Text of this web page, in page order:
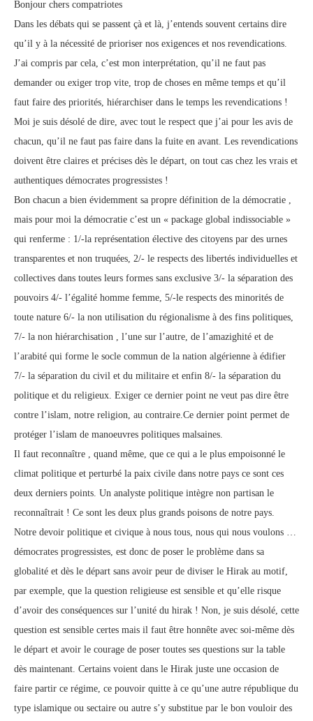
Bonjour chers compatriotes
Dans les débats qui se passent çà et là, j’entends souvent certains dire
qu’il y à la nécessité de prioriser nos exigences et nos revendications.
J’ai compris par cela, c’est mon interprétation, qu’il ne faut pas
demander ou exiger trop vite, trop de choses en même temps et qu’il
faut faire des priorités, hiérarchiser dans le temps les revendications !
Moi je suis désolé de dire, avec tout le respect que j’ai pour les avis de
chacun, qu’il ne faut pas faire dans la fuite en avant. Les revendications
doivent être claires et précises dès le départ, on tout cas chez les vrais et
authentiques démocrates progressistes !
Bon chacun a bien évidemment sa propre définition de la démocratie ,
mais pour moi la démocratie c’est un « package global indissociable »
qui renferme : 1/-la représentation élective des citoyens par des urnes
transparentes et non truquées, 2/- le respects des libertés individuelles et
collectives dans toutes leurs formes sans exclusive 3/- la séparation des
pouvoirs 4/- l’égalité homme femme, 5/-le respects des minorités de
toute nature 6/- la non utilisation du régionalisme à des fins politiques,
7/- la non hiérarchisation , l’une sur l’autre, de l’amazighité et de
l’arabité qui forme le socle commun de la nation algérienne à édifier
7/- la séparation du civil et du militaire et enfin 8/- la séparation du
politique et du religieux. Exiger ce dernier point ne veut pas dire être
contre l’islam, notre religion, au contraire.Ce dernier point permet de
protéger l’islam de manoeuvres politiques malsaines.
Il faut reconnaître , quand même, que ce qui a le plus empoisonné le
climat politique et perturbé la paix civile dans notre pays ce sont ces
deux derniers points. Un analyste politique intègre non partisan le
reconnaîtrait ! Ce sont les deux plus grands poisons de notre pays.
Notre devoir politique et civique à nous tous, nous qui nous voulons …
démocrates progressistes, est donc de poser le problème dans sa
globalité et dès le départ sans avoir peur de diviser le Hirak au motif,
par exemple, que la question religieuse est sensible et qu’elle risque
d’avoir des conséquences sur l’unité du hirak ! Non, je suis désolé, cette
question est sensible certes mais il faut être honnête avec soi-même dès
le départ et avoir le courage de poser toutes ses questions sur la table
dès maintenant. Certains voient dans le Hirak juste une occasion de
faire partir ce régime, ce pouvoir quitte à ce qu’une autre république du
type islamique ou sectaire ou autre s’y substitue par le bon vouloir des